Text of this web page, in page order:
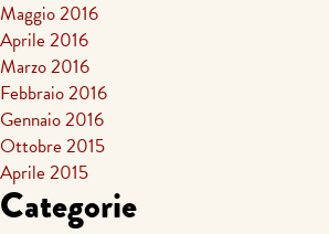
Maggio 2016
Aprile 2016
Marzo 2016
Febbraio 2016
Gennaio 2016
Ottobre 2015
Aprile 2015
Categorie